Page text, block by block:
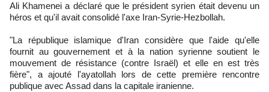
Ali Khamenei a déclaré que le président syrien était devenu un
héros et qu'il avait consolidé l'axe Iran-Syrie-Hezbollah.
"La république islamique d'Iran considère que l'aide qu'elle
fournit au gouvernement et à la nation syrienne soutient le
mouvement de résistance (contre Israël) et elle en est très
fière", a ajouté l'ayatollah lors de cette première rencontre
publique avec Assad dans la capitale iranienne.